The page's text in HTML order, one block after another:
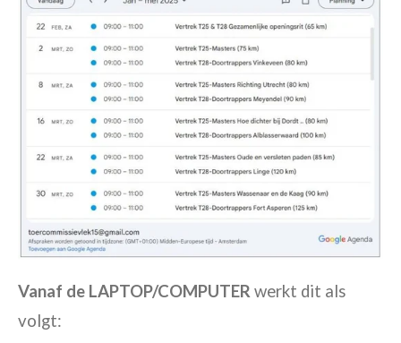
Vanaf de LAPTOP/COMPUTER werkt dit als
volgt: